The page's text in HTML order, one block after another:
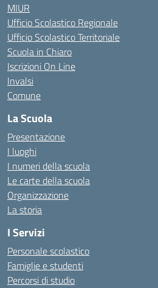
MIUR
Ufficio Scolastico Regionale
Ufficio Scolastico Territoriale
Scuola in Chiaro
Iscrizioni On Line
Invalsi
Comune
La Scuola
Presentazione
I luoghi
I numeri della scuola
Le carte della scuola
Organizzazione
La storia
I Servizi
Personale scolastico
Famiglie e studenti
Percorsi di studio